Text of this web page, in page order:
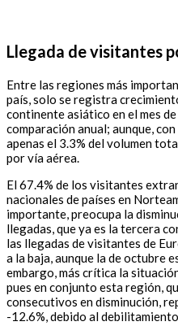
Llegada de visitantes
Entre las regiones más
país, solo se registra
continente asiático en el mes
comparación anual; aunque,
apenas el 3.3% del volumen
por vía aérea.
El 67.4% de los visitantes
nacionales de países en
importante, preocupa la
llegadas, que ya es la tercera
las llegadas de visitantes de
a la baja, aunque la de octubre
embargo, más crítica la
pues en conjunto esta región,
consecutivos en disminución,
-12.6%, debido al